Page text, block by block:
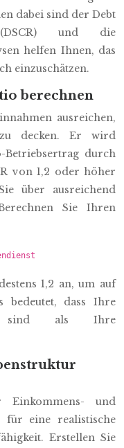
dabei sind der Debt
und die
helfen Ihnen, das
einzuschätzen.
berechnen
ausreichen,
decken. Er wird
Betriebsertrag durch
von 1,2 oder höher
über ausreichend
Sie Ihren
1,2 an, um auf
bedeutet, dass Ihre
sind als Ihre
Einkommens- und
für eine realistische
Erstellen Sie